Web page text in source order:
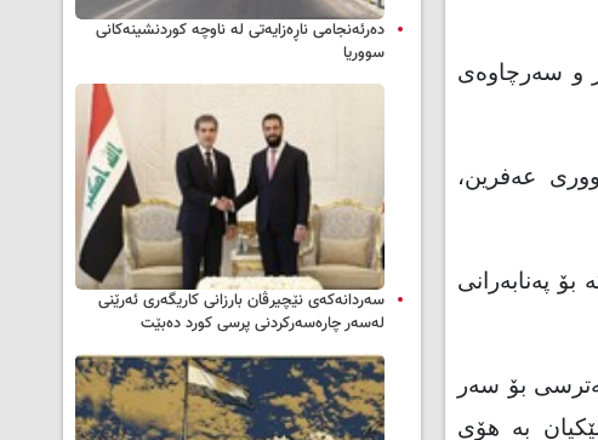
و سه‌رچاوه‌ی
عه‌فرین،
بۆ په‌نابه‌رانی
بۆ سه‌ر
به‌ هۆی
دەرئەنجامی ناڕەزایەتی لە ناوچە کوردنشینەکانی
سووریا
سه‌ردانه‌کەی نێچیرڤان بارزانی كاریگه‌ری ئه‌رێنی
له‌سه‌ر چاره‌سه‌ركردنی پرسی كورد ده‌بێت